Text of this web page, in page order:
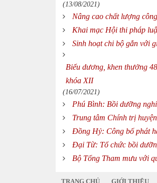
(13/08/2021)
Nâng cao chất lượng
Khai mạc Hội thi pháp
Sinh hoạt chi bộ gắn với
Biểu dương, khen thưởng
khóa XII
(16/07/2021)
Phú Bình: Bồi dưỡng
Trung tâm Chính trị
Đồng Hỷ: Công bố phát
Đại Từ: Tổ chức bồi
Bộ Tổng Tham mưu với